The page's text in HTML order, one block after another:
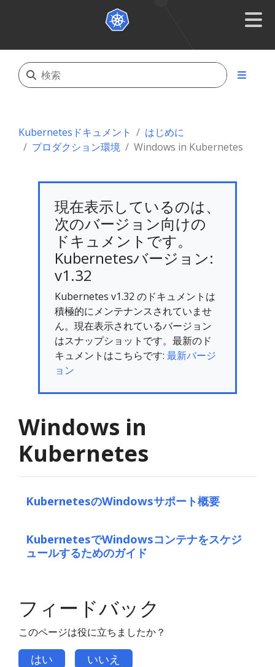
Kubernetesドキュメント
はじめに
プロダクション環境
Windows in Kubernetes
現在表示しているのは、
次のバージョン向けの
ドキュメントです。
Kubernetesバージョン:
v1.32
Kubernetes v1.32 のドキュメントは
積極的にメンテナンスされていませ
ん。現在表示されているバージョン
はスナップショットです。最新のド
キュメントはこちらです: 最新バージ
ョン
Windows in
Kubernetes
KubernetesのWindowsサポート概要
KubernetesでWindowsコンテナをスケジ
ュールするためのガイド
フィードバック
このページは役に立ちましたか？
はい いいえ